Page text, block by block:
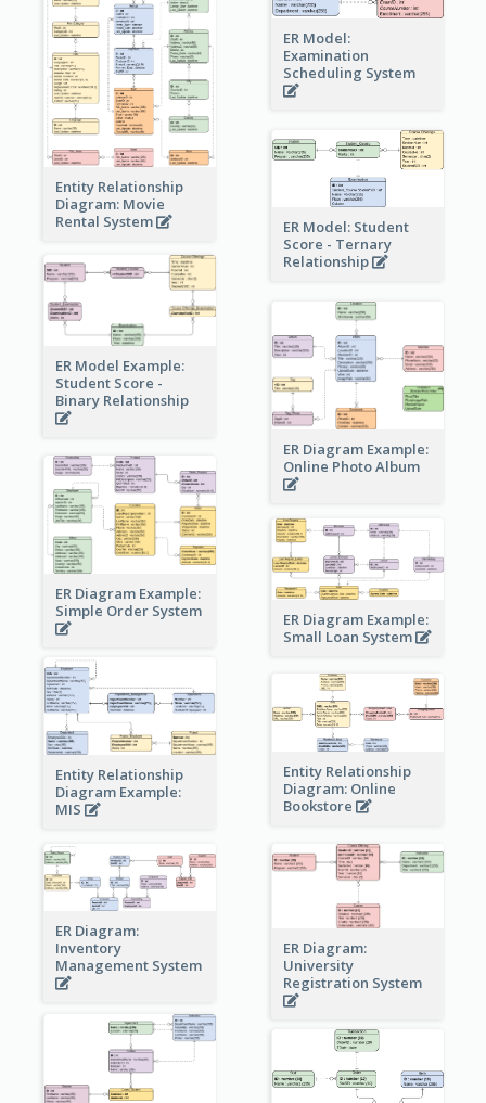
ER Model:
Examination
Scheduling System
Entity Relationship
Diagram: Movie
Rental System
ER Model: Student
Score - Ternary
Relationship
ER Model Example:
Student Score -
Binary Relationship
ER Diagram Example:
Online Photo Album
ER Diagram Example:
Simple Order System
ER Diagram Example:
Small Loan System
Entity Relationship
Diagram Example:
MIS
Entity Relationship
Diagram: Online
Bookstore
ER Diagram:
Inventory
Management System
ER Diagram:
University
Registration System